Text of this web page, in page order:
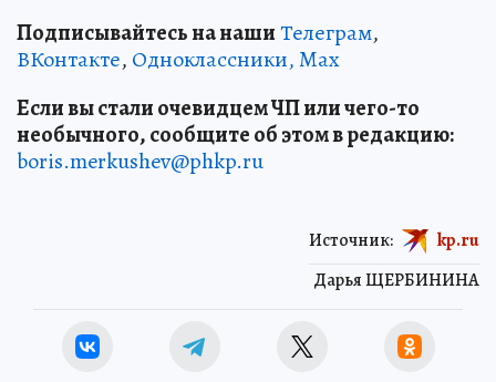
Подписывайтесь на нашиТелеграм,
ВКонтакте, Одноклассники,Max
Если вы стали очевидцем ЧП или чего-то
необычного, сообщите об этом в редакцию:
boris.merkushev@phkp.ru
Дарья ЩЕРБИНИНА
Источник: kp.ru